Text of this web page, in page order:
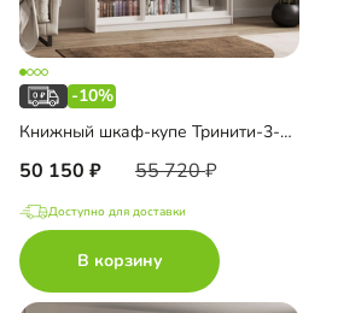
-10%
Книжный шкаф-купе Тринити-3-1 6 полок
50 150 55 720
Доступно для доставки
В корзину